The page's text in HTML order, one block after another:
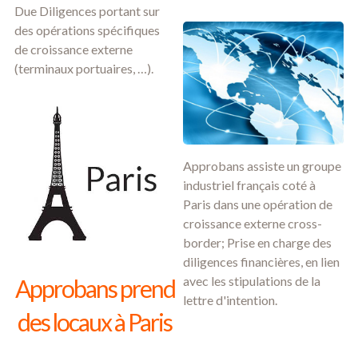
Due Diligences portant sur
des opérations spécifiques
de croissance externe
(terminaux portuaires, …).
Approbans prend
des locaux à Paris
Approbans assiste un groupe
industriel français coté à
Paris dans une opération de
croissance externe cross-
border; Prise en charge des
diligences financières, en lien
avec les stipulations de la
lettre d'intention.